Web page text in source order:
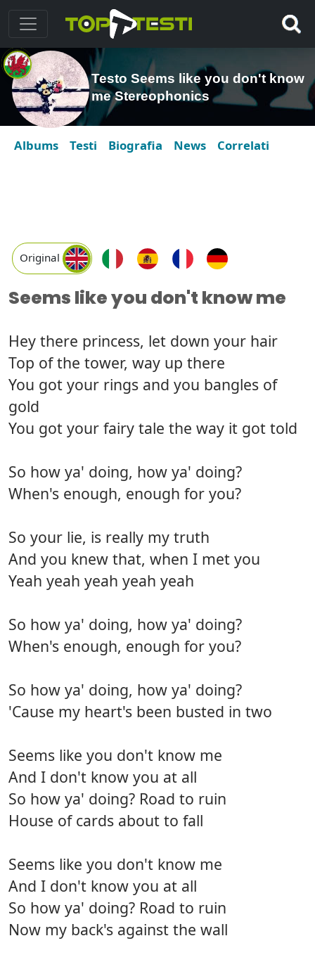
Testo Seems like you don't know
me Stereophonics
Albums Testi Biografia News Correlati
Original
Seems like you don't know me
Hey there princess, let down your hair
Top of the tower, way up there
You got your rings and you bangles of
gold
You got your fairy tale the way it got told
So how ya' doing, how ya' doing?
When's enough, enough for you?
So your lie, is really my truth
And you knew that, when I met you
Yeah yeah yeah yeah yeah
So how ya' doing, how ya' doing?
When's enough, enough for you?
So how ya' doing, how ya' doing?
'Cause my heart's been busted in two
Seems like you don't know me
And I don't know you at all
So how ya' doing? Road to ruin
House of cards about to fall
Seems like you don't know me
And I don't know you at all
So how ya' doing? Road to ruin
Now my back's against the wall